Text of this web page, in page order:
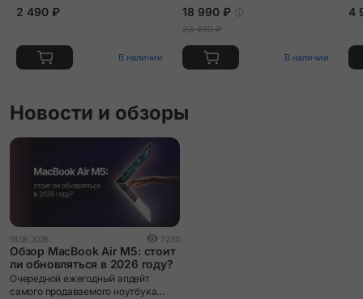
2 490 ₽
В наличии
18 990 ₽
23 490 ₽
В наличии
4
Новости и обзоры
16.06.2026 7230
Обзор MacBook Air M5: стоит
ли обновляться в 2026 году?
Очередной ежегодный апдейт
самого продаваемого ноутбука